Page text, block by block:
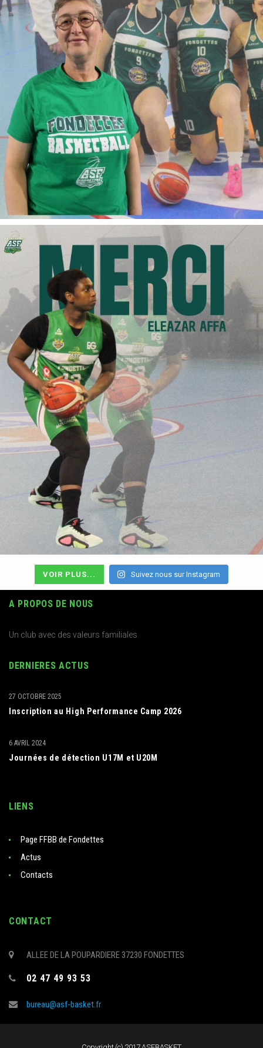
VOIR PLUS... Suivez nous sur Instagram
A PROPOS DE NOUS
Un club avec des valeurs familiales
DERNIERES ACTUS
Inscription au High Performance Camp 2026
27 OCTOBRE 2025
Journées de détection U17M et U20M
6 AVRIL 2024
LIENS
Page FFBB de Fondettes
Actus
Contacts
CONTACT
ALLEE DE LA POUPARDIERE 37230 FONDETTES
02 47 49 93 53
bureau@asf-basket.fr